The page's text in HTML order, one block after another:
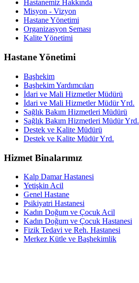
Hastanemiz Hakkında
Misyon - Vizyon
Hastane Yönetimi
Organizasyon Şeması
Kalite Yönetimi
Hastane Yönetimi
Başhekim
Başhekim Yardımcıları
İdari ve Mali Hizmetler Müdürü
İdari ve Mali Hizmetler Müdür Yrd.
Sağlık Bakım Hizmetleri Müdürü
Sağlık Bakım Hizmetleri Müdür Yrd.
Destek ve Kalite Müdürü
Destek ve Kalite Müdür Yrd.
Hizmet Binalarımız
Kalp Damar Hastanesi
Yetişkin Acil
Genel Hastane
Psikiyatri Hastanesi
Kadın Doğum ve Çocuk Acil
Kadın Doğum ve Çocuk Hastanesi
Fizik Tedavi ve Reh. Hastanesi
Merkez Kütle ve Başhekimlik